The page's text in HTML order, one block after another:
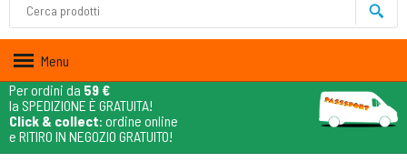
Menu
Per ordini da 59 €
la SPEDIZIONE È GRATUITA!
Click & collect: ordine online
e RITIRO IN NEGOZIO GRATUITO!